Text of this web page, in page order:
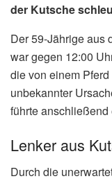
der Kutsche
Der 59-Jährige aus
war gegen 12:00
die von einem
unbekannter
führte
Lenker aus
Durch die